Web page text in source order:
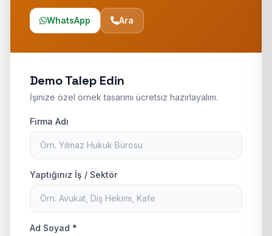
WhatsApp Ara
Demo Talep Edin
İşinize özel örnek tasarımı ücretsiz hazırlayalım.
Firma Adı
Yaptığınız İş / Sektör
Ad Soyad *